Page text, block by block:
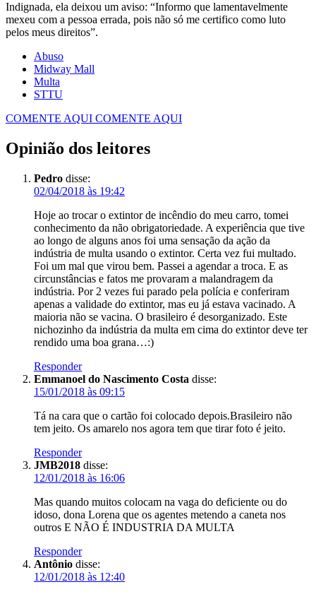
Indignada, ela deixou um aviso: “Informo que lamentavelmente
mexeu com a pessoa errada, pois não só me certifico como luto
pelos meus direitos”.
Abuso
Midway Mall
Multa
STTU
COMENTE AQUI COMENTE AQUI
Opinião dos leitores
Pedro disse:
02/04/2018 às 19:42
Hoje ao trocar o extintor de incêndio do meu carro, tomei
conhecimento da não obrigatoriedade. A experiência que tive
ao longo de alguns anos foi uma sensação da ação da
indústria de multa usando o extintor. Certa vez fui multado.
Foi um mal que virou bem. Passei a agendar a troca. E as
circunstâncias e fatos me provaram a malandragem da
indústria. Por 2 vezes fui parado pela polícia e conferiram
apenas a validade do extintor, mas eu já estava vacinado. A
maioria não se vacina. O brasileiro é desorganizado. Este
nichozinho da indústria da multa em cima do extintor deve ter
rendido uma boa grana…:)
Responder
Emmanoel do Nascimento Costa disse:
15/01/2018 às 09:15
Tá na cara que o cartão foi colocado depois.Brasileiro não
tem jeito. Os amarelo nos agora tem que tirar foto é jeito.
Responder
JMB2018 disse:
12/01/2018 às 16:06
Mas quando muitos colocam na vaga do deficiente ou do
idoso, dona Lorena que os agentes metendo a caneta nos
outros E NÃO É INDUSTRIA DA MULTA
Responder
Antônio disse:
12/01/2018 às 12:40